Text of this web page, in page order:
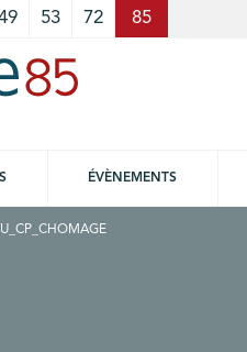
53 72 85
ÉVÈNEMENTS